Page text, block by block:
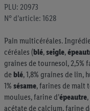
PLU: 20973
N° d’article: 1628
Pain multicéréales.
céréales (blé,seigle,
graines de tournesol, 2,5%
de blé, 1,8% graines de lin,
1% sésame, farines de malt
moulues, farine d’épeautre
acétate de calcium, farine